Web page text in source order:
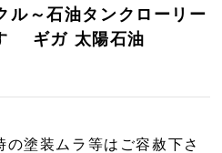
ル～石油タンクローリー
ギガ 太陽石油
塗装ムラ等はご容赦下さ